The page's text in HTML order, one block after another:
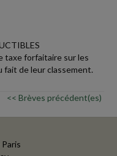
taxe forfaitaire sur les
de leur classement.
<< Brèves précédent(es)